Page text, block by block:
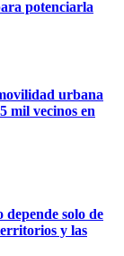
potenciarla
urbana
mil vecinos en
solo de
y las